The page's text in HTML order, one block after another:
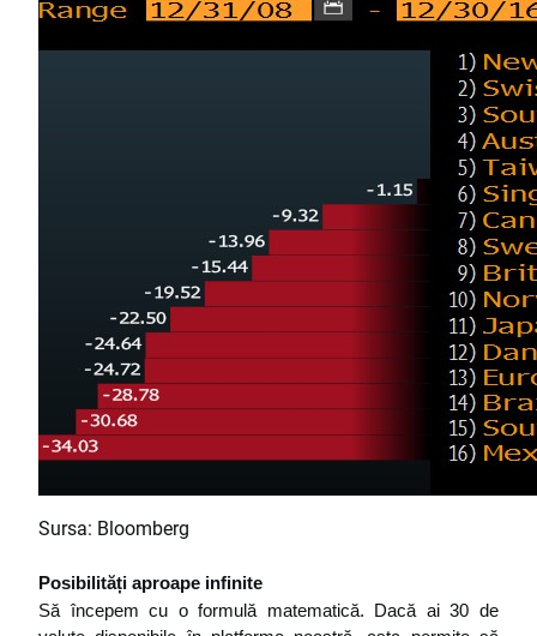
Sursa: Bloomberg
Posibilități aproape infinite
Să începem cu o formulă matematică. Dacă ai 30 de